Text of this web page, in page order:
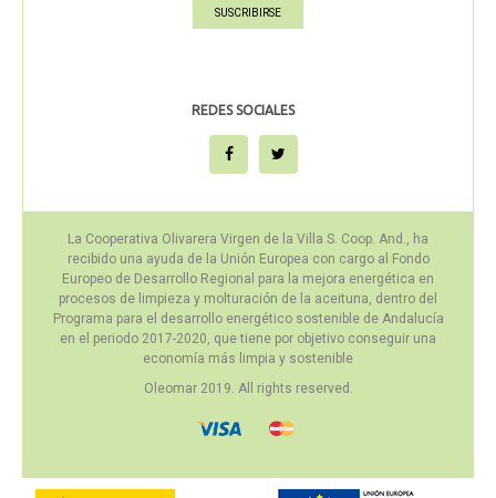
SUSCRIBIRSE
REDES SOCIALES
La Cooperativa Olivarera Virgen de la Villa S. Coop. And., ha
recibido una ayuda de la Unión Europea con cargo al Fondo
Europeo de Desarrollo Regional para la mejora energética en
procesos de limpieza y molturación de la aceituna, dentro del
Programa para el desarrollo energético sostenible de Andalucía
en el periodo 2017-2020, que tiene por objetivo conseguir una
economía más limpia y sostenible
Oleomar 2019. All rights reserved.